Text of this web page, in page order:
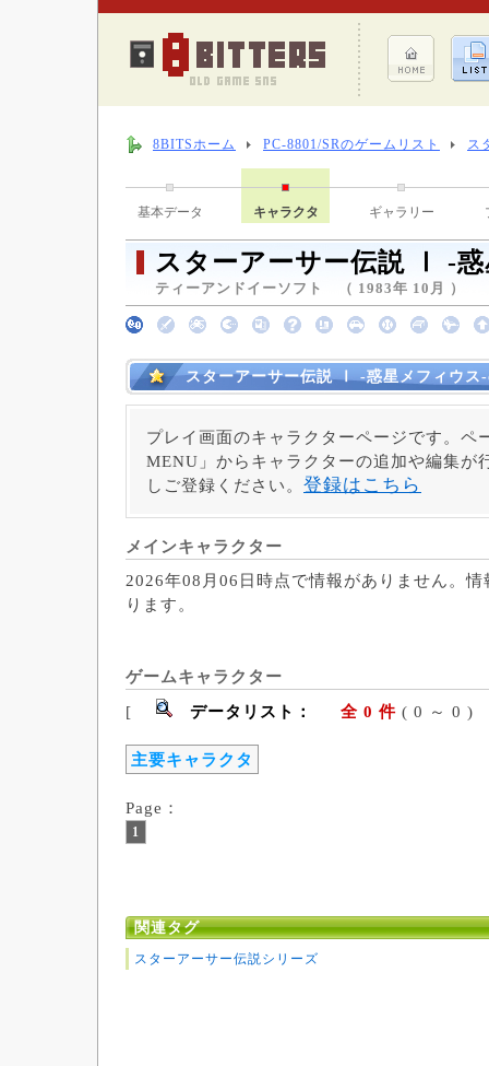
8BITSホーム PC-8801/SRのゲームリスト ス
基本データ キャラクタ ギャラリー
スターアーサー伝説 Ⅰ -
ティーアンドイーソフト （ 1983年 10月 ）
スターアーサー伝説 Ⅰ -惑星メフィウス
プレイ画面のキャラクターページです。ペ
MENU」からキャラクターの追加や編集が
しご登録ください。 登録はこちら
メインキャラクター
2026年08月06日時点で情報がありません。
ります。
ゲームキャラクター
[
データリスト： 全 0 件 ( 0
主要キャラクタ
Page：
1
関連タグ
スターアーサー伝説シリーズ